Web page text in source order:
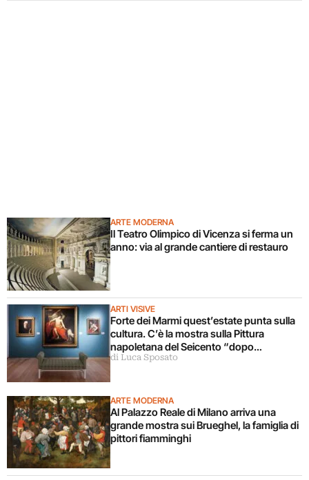
ARTE MODERNA
Il Teatro Olimpico di Vicenza si ferma un
anno: via al grande cantiere di restauro
ARTI VISIVE
Forte dei Marmi quest’estate punta sulla
cultura. C’è la mostra sulla Pittura
napoletana del Seicento “dopo
Caravaggio”
di Luca Sposato
ARTE MODERNA
Al Palazzo Reale di Milano arriva una
grande mostra sui Brueghel, la famiglia di
pittori fiamminghi